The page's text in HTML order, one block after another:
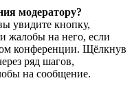
модератору?
увидите кнопку,
жалобы на него, если
конференции. Щёлкнув
ряд шагов,
на сообщение.